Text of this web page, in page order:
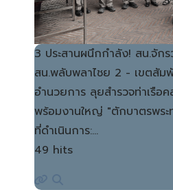
3 ประสานผนึกกำลัง! สน.จัก
สน.พลับพลาไชย 2 - เขตสั
อำนวยการ ลุยสำรวจท่าเรือ
พร้อมงานใหญ่ "ตักบาตรพระ
ที่ดำเนินการ:…
49 hits